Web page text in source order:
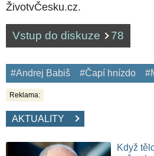
ŽivotvČesku.cz.
Vstup do diskuze 78
#Andrej Babiš #Čapí hnízdo
Reklama:
AKTUALITY
Když